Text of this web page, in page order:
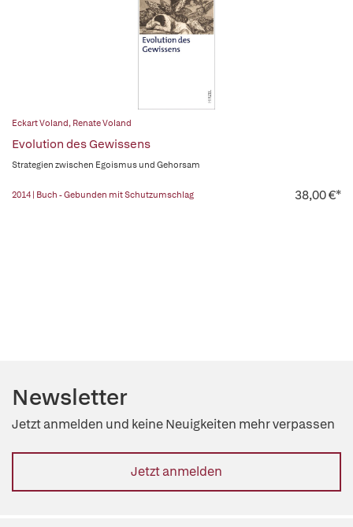
Eckart Voland, Renate Voland
Evolution des Gewissens
Strategien zwischen Egoismus und Gehorsam
2014 | Buch - Gebunden mit Schutzumschlag 38,00 €*
Newsletter
Jetzt anmelden und keine Neuigkeiten mehr verpassen
Jetzt anmelden